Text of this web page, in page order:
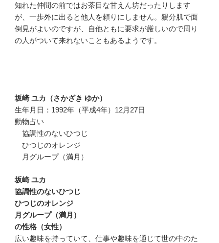
知れた仲間の前ではお茶目な甘えん坊だったりします
が、一歩外に出ると他人を頼りにしません。親分肌で面
倒見がよいのですが、自他ともに要求が厳しいので周り
の人がついて来れないこともあるようです。
坂崎 ユカ（さかざき ゆか）
生年月日：1992年（平成4年）12月27日
動物占い
協調性のないひつじ
ひつじのオレンジ
月グループ（満月）
坂崎 ユカ
協調性のないひつじ
ひつじのオレンジ
月グループ（満月）
の性格（女性）
広い趣味を持っていて、仕事や趣味を通じて世の中のた